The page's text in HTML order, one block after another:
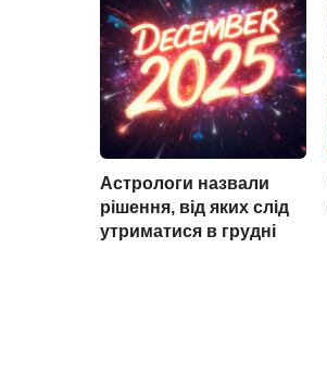
Астрологи назвали
рішення, від яких слід
утриматися в грудні